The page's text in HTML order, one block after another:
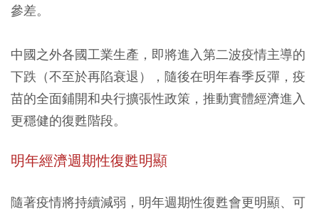
參差。
中國之外各國工業生產，即將進入第二波疫情主導的
下跌（不至於再陷衰退），隨後在明年春季反彈，疫
苗的全面鋪開和央行擴張性政策，推動實體經濟進入
更穩健的復甦階段。
明年經濟週期性復甦明顯
隨著疫情將持續減弱，明年週期性復甦會更明顯、可